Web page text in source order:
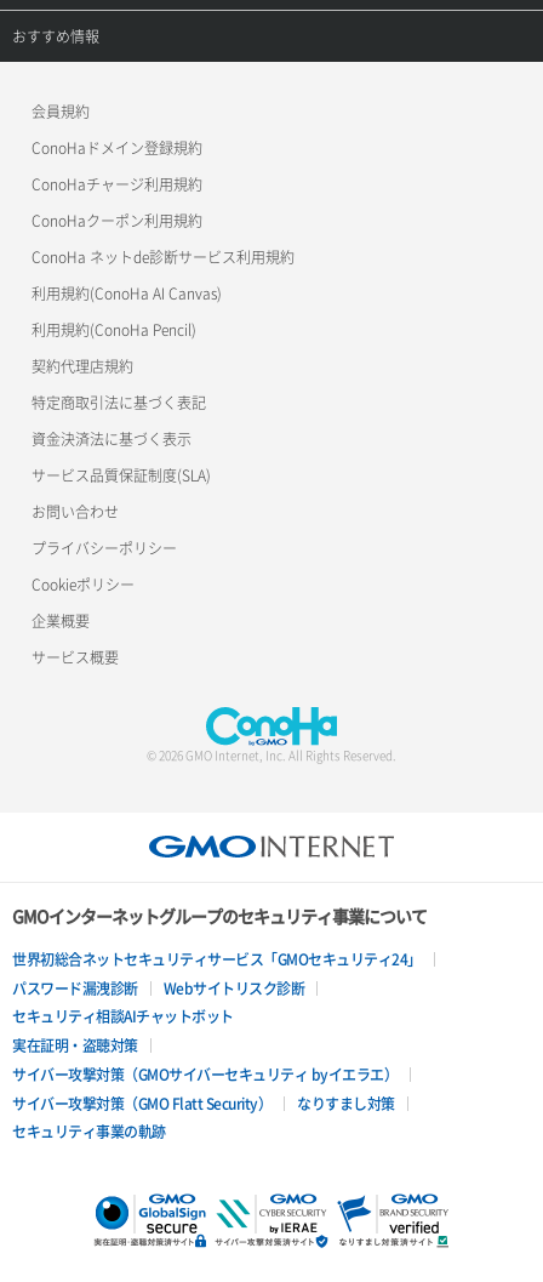
APIドキュメントVPS3.0
APIドキュメントVPS2.0
APIドキュメントVPS3.0
ご利用ガイド
サポートトップ
おすすめ情報
美雲このは徹底ガイド
会員規約
ConoHaドメイン登録規約
ConoHaチャージ利用規約
ConoHaクーポン利用規約
ConoHa ネットde診断サービス利用規約
利用規約(ConoHa AI Canvas)
利用規約(ConoHa Pencil)
契約代理店規約
特定商取引法に基づく表記
資金決済法に基づく表示
サービス品質保証制度(SLA)
お問い合わせ
プライバシーポリシー
Cookieポリシー
企業概要
サービス概要
© 2026 GMO Internet, Inc. All Rights Reserved.
GMOインターネットグループのセキュリティ事業について
世界初総合ネットセキュリティサービス「GMOセキュリティ24」
パスワード漏洩診断
Webサイトリスク診断
セキュリティ相談AIチャットボット
実在証明・盗聴対策
サイバー攻撃対策（GMOサイバーセキュリティ byイエラエ）
サイバー攻撃対策（GMO Flatt Security）
なりすまし対策
セキュリティ事業の軌跡